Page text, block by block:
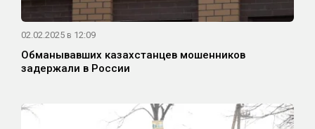
02.02.2025 в 12:09
Обманывавших казахстанцев мошенников
задержали в России